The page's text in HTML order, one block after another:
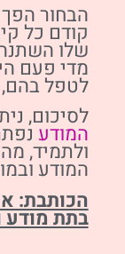
הבחור
קודם כל
שלו
מדי פעם
לטפל בהם,
לסיכום,
המודע
ולתמיד,
המודע
הכותבת:
בתת מודע